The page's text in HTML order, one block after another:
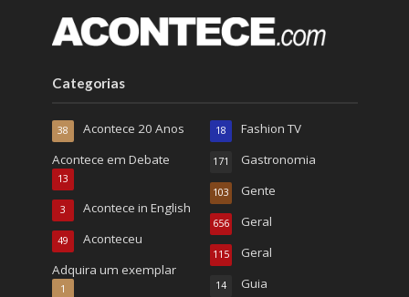
Categorias
Acontece 20 Anos
38
Acontece em Debate
13
Acontece in English
3
Aconteceu
49
Adquira um exemplar
1
Fashion TV
18
Gastronomia
171
Gente
103
Geral
656
Geral
115
Guia
14